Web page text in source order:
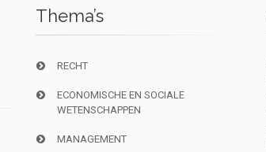
Thema’s
RECHT
ECONOMISCHE EN SOCIALE
WETENSCHAPPEN
MANAGEMENT